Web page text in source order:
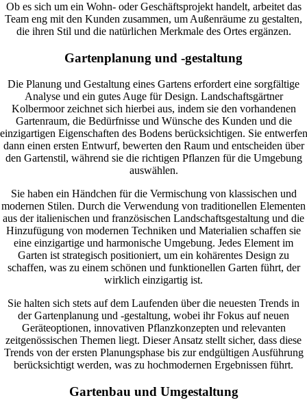
Ob es sich um ein Wohn- oder Geschäftsprojekt handelt, arbeitet das
Team eng mit den Kunden zusammen, um Außenräume zu gestalten,
die ihren Stil und die natürlichen Merkmale des Ortes ergänzen.
Gartenplanung und -gestaltung
Die Planung und Gestaltung eines Gartens erfordert eine sorgfältige
Analyse und ein gutes Auge für Design. Landschaftsgärtner
Kolbermoor zeichnet sich hierbei aus, indem sie den vorhandenen
Gartenraum, die Bedürfnisse und Wünsche des Kunden und die
einzigartigen Eigenschaften des Bodens berücksichtigen. Sie entwerfen
dann einen ersten Entwurf, bewerten den Raum und entscheiden über
den Gartenstil, während sie die richtigen Pflanzen für die Umgebung
auswählen.
Sie haben ein Händchen für die Vermischung von klassischen und
modernen Stilen. Durch die Verwendung von traditionellen Elementen
aus der italienischen und französischen Landschaftsgestaltung und die
Hinzufügung von modernen Techniken und Materialien schaffen sie
eine einzigartige und harmonische Umgebung. Jedes Element im
Garten ist strategisch positioniert, um ein kohärentes Design zu
schaffen, was zu einem schönen und funktionellen Garten führt, der
wirklich einzigartig ist.
Sie halten sich stets auf dem Laufenden über die neuesten Trends in
der Gartenplanung und -gestaltung, wobei ihr Fokus auf neuen
Geräteoptionen, innovativen Pflanzkonzepten und relevanten
zeitgenössischen Themen liegt. Dieser Ansatz stellt sicher, dass diese
Trends von der ersten Planungsphase bis zur endgültigen Ausführung
berücksichtigt werden, was zu hochmodernen Ergebnissen führt.
Gartenbau und Umgestaltung